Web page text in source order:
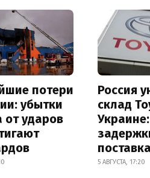
потери
убытки
от ударов
Россия
склад
5 АВГУСТА, 17:20